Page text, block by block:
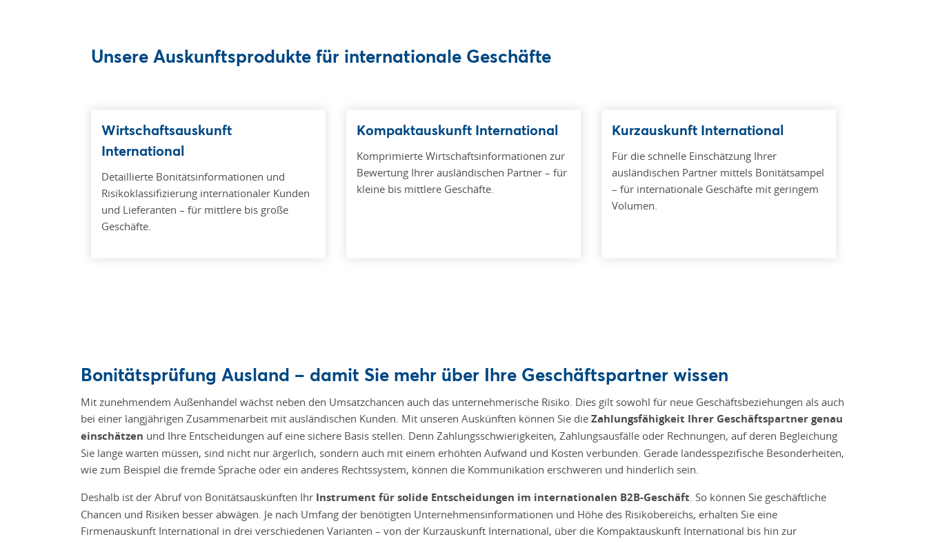
Unsere Auskunftsprodukte für internationale Geschäfte
Wirtschaftsauskunft
International
Detaillierte Bonitätsinformationen und
Risikoklassifizierung internationaler Kunden
und Lieferanten – für mittlere bis große
Geschäfte.
Kompaktauskunft International
Komprimierte Wirtschaftsinformationen zur
Bewertung Ihrer ausländischen Partner – für
kleine bis mittlere Geschäfte.
Kurzauskunft International
Für die schnelle Einschätzung Ihrer
ausländischen Partner mittels Bonitätsampel
– für internationale Geschäfte mit geringem
Volumen.
Bonitätsprüfung Ausland – damit Sie mehr über Ihre Geschäftspartner wissen
Mit zunehmendem Außenhandel wächst neben den Umsatzchancen auch das unternehmerische Risiko. Dies gilt sowohl für neue Geschäftsbeziehungen als auch
bei einer langjährigen Zusammenarbeit mit ausländischen Kunden. Mit unseren Auskünften können Sie die Zahlungsfähigkeit Ihrer Geschäftspartner genau
einschätzen und Ihre Entscheidungen auf eine sichere Basis stellen. Denn Zahlungsschwierigkeiten, Zahlungsausfälle oder Rechnungen, auf deren Begleichung
Sie lange warten müssen, sind nicht nur ärgerlich, sondern auch mit einem erhöhten Aufwand und Kosten verbunden. Gerade landesspezifische Besonderheiten,
wie zum Beispiel die fremde Sprache oder ein anderes Rechtssystem, können die Kommunikation erschweren und hinderlich sein.
Deshalb ist der Abruf von Bonitätsauskünften Ihr Instrument für solide Entscheidungen im internationalen B2B-Geschäft. So können Sie geschäftliche
Chancen und Risiken besser abwägen. Je nach Umfang der benötigten Unternehmensinformationen und Höhe des Risikobereichs, erhalten Sie eine
Firmenauskunft International in drei verschiedenen Varianten – von der Kurzauskunft International, über die Kompaktauskunft International bis hin zur